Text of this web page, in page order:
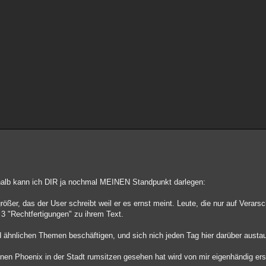
kann ich DIR ja nochmal MEINEN Standpunkt darlegen:
das der User schreibt weil er es ernst meint. Leute, die nur auf
"Rechtfertigungen" zu ihrem Text.
Themen beschäftigen, und sich nich jeden Tag hier darüber
Phoenix in der Stadt rumsitzen gesehen hat wird von mir eigenhändig